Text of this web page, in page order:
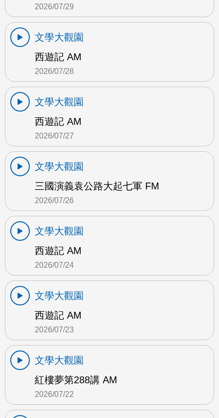
2026/07/29
文學大觀園
西遊記 AM
2026/07/28
文學大觀園
西遊記 AM
2026/07/27
文學大觀園
三國演義袁公路大起七軍 FM
2026/07/26
文學大觀園
西遊記 AM
2026/07/24
文學大觀園
西遊記 AM
2026/07/23
文學大觀園
紅樓夢第288講 AM
2026/07/22